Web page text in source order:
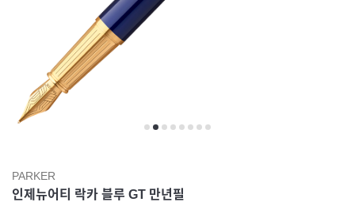
PARKER
인제뉴어티 락카 블루 GT 만년필